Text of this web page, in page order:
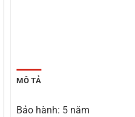
MÔ TẢ
Bảo hành: 5 năm